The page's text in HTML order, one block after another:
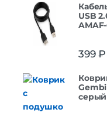
USB
399₽
серый